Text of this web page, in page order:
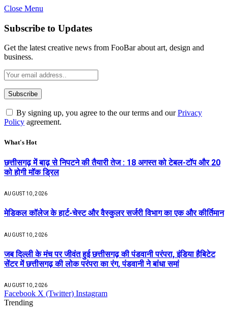
Close Menu
Subscribe to Updates
Get the latest creative news from FooBar about art, design and
business.
By signing up, you agree to the our terms and ourPrivacy
Policy agreement.
What's Hot
छत्तीसगढ़ में बाढ़ से निपटने की तैयारी तेज : 18 अगस्त को टेबल-टॉप और 20
को होगी मॉक ड्रिल
AUGUST 10, 2026
​मेडिकल कॉलेज के हार्ट-चेस्ट और वैस्कुलर सर्जरी विभाग का एक और कीर्तिमान
AUGUST 10, 2026
जब दिल्ली के मंच पर जीवंत हुई छत्तीसगढ़ की पंडवानी परंपरा, इंडिया हैबिटेट
सेंटर में छत्तीसगढ़ की लोक परंपरा का रंग, पंडवानी ने बांधा समां
AUGUST 10, 2026
Facebook X (Twitter) Instagram
Trending